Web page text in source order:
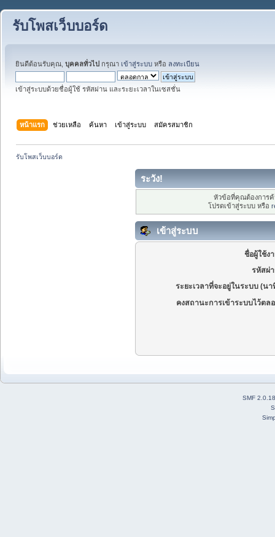
รับโพสเว็บบอร์ด
ยินดีต้อนรับคุณ, บุคคลทั่วไป กรุณา เข้าสู่ระบบ หรือ ลงทะเบียน
เข้าสู่ระบบด้วยชื่อผู้ใช้ รหัสผ่าน และระยะเวลาในเซสชั่น
หน้าแรก ช่วยเหลือ ค้นหา เข้าสู่ระบบ สมัครสมาชิก
รับโพสเว็บบอร์ด
ระวัง!
หัวข้อที่คุณต้องการ
โปรดเข้าสู่ระบบ หรือ
เข้าสู่ระบบ
ชื่อผู้ใช้ง
รหัสผ่
ระยะเวลาที่จะอยู่ในระบบ (นา
คงสถานะการเข้าระบบไว้ตล
SMF 2.0.18